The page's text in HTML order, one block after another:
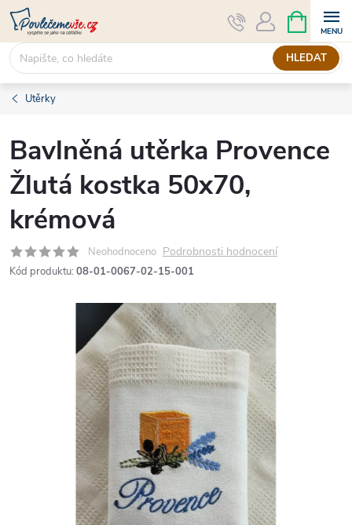
Přejít
obsah
HLEDAT
NÁKUPNÍ
KOŠÍK
Utěrky
Bavlněná utěrka Provence
Žlutá kostka 50x70,
krémová
Neohodnoceno Podrobnosti hodnocení
Kód produktu: 08-01-0067-02-15-001